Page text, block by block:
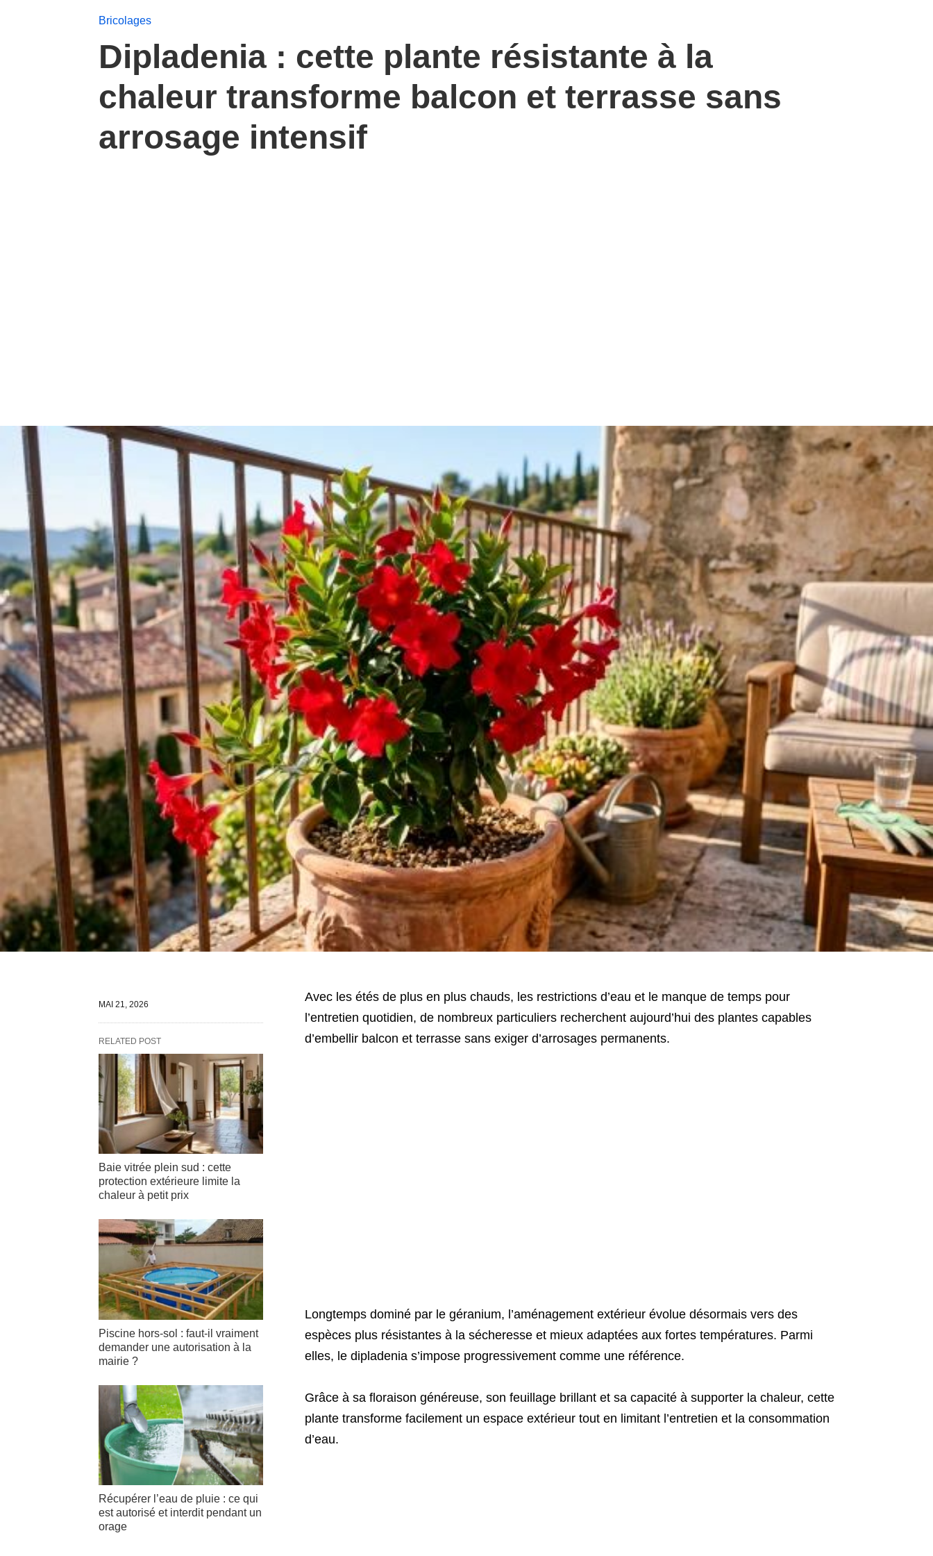
Bricolages
Dipladenia : cette plante résistante à la
chaleur transforme balcon et terrasse sans
arrosage intensif
Avec les étés de plus en plus chauds, les restrictions d’eau et le manque de temps pour
l’entretien quotidien, de nombreux particuliers recherchent aujourd’hui des plantes capables
d’embellir balcon et terrasse sans exiger d’arrosages permanents.
Longtemps dominé par le géranium, l’aménagement extérieur évolue désormais vers des
espèces plus résistantes à la sécheresse et mieux adaptées aux fortes températures. Parmi
elles, le dipladenia s’impose progressivement comme une référence.
Grâce à sa floraison généreuse, son feuillage brillant et sa capacité à supporter la chaleur, cette
plante transforme facilement un espace extérieur tout en limitant l’entretien et la consommation
d’eau.
MAI 21, 2026
RELATED POST
Baie vitrée plein sud : cette
protection extérieure limite la
chaleur à petit prix
Piscine hors-sol : faut-il vraiment
demander une autorisation à la
mairie ?
Récupérer l’eau de pluie : ce qui
est autorisé et interdit pendant un
orage